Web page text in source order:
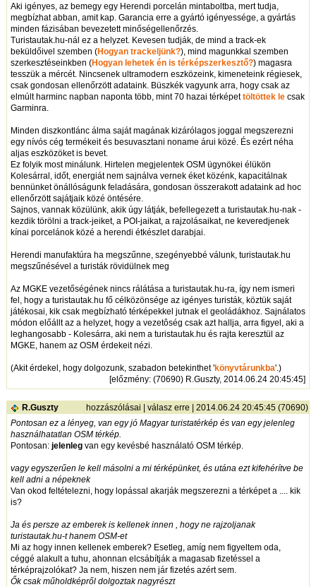
Aki igényes, az bemegy egy Herendi porcelán mintaboltba, mert tudja,
megbízhat abban, amit kap. Garancia erre a gyártó igényessége, a gyártás
minden fázisában bevezetett minőségellenőrzés.
Turistautak.hu-nál ez a helyzet. Kevesen tudják, de mind a track-ek
beküldőivel szemben (Hogyan trackeljünk?), mind magunkkal szemben
szerkesztéseinkben (Hogyan lehetek én is térképszerkesztő?) magasra
tesszük a mércét. Nincsenek ultramodern eszközeink, kimeneteink régiesek,
csak gondosan ellenőrzött adataink. Büszkék vagyunk arra, hogy csak az
elmúlt harminc napban naponta több, mint 70 hazai térképettöltöttek lecsak
Garminra.
Minden diszkontlánc álma saját magának kizárólagos joggal megszerezni
egy nívós cég termékeit és besuvasztani noname árui közé. És ezért néha
aljas eszközöket is bevet.
Ez folyik most minálunk. Hirtelen megjelentek OSM ügynökei élükön
Kolesárral, időt, energiát nem sajnálva vernek éket közénk, kapacitálnak
bennünket önállóságunk feladására, gondosan összerakott adataink ad hoc
ellenőrzött sajátjaik közé öntésére.
Sajnos, vannak közülünk, akik úgy látják, befellegezett a turistautak.hu-nak -
kezdik törölni a track-jeiket, a POI-jaikat, a rajzolásaikat, ne keveredjenek
kínai porcelánok közé a herendi étkészlet darabjai.
Herendi manufaktúra ha megszűnne, szegényebbé válunk, turistautak.hu
megszűnésével a turisták rövidülnek meg
Az MGKE vezetőségének nincs rálátása a turistautak.hu-ra, így nem ismeri
fel, hogy a turistautak.hu fő célközönsége az igényes turisták, köztük saját
játékosai, kik csak megbízható térképekkel jutnak el geoládákhoz. Sajnálatos
módon előállt az a helyzet, hogy a vezetôség csak azt hallja, arra figyel, aki a
leghangosabb - Kolesárra, aki nem a turistautak.hu és rajta keresztül az
MGKE, hanem az OSM érdekeit nézi.
(Akit érdekel, hogy dolgozunk, szabadon betekinthet 'könyvtárunkba'.)
[előzmény: (70690) R.Guszty, 2014.06.24 20:45:45]
R.Guszty hozzászólásai | válasz erre | 2014.06.24 20:45:45 (70690)
Pontosan ez a lényeg, van egy jó Magyar turistatérkép és van egy jelenleg
használhatatlan OSM térkép.
Pontosan: jelenlegvan egy kevésbé használató OSM térkép.
vagy egyszerűen le kell másolni a mi térképünket, és utána ezt kifehérítve be
kell adni a népeknek
Van okod feltételezni, hogy lopással akarják megszerezni a térképet a .... kik
is?
Ja és persze az emberek is kellenek innen , hogy ne rajzoljanak
turistautak.hu-t hanem OSM-et
Mi az hogy innen kellenek emberek? Esetleg, amíg nem figyeltem oda,
céggé alakult a tuhu, ahonnan elcsábítják a magasab fizetéssel a
térképrajzolókat? Ja nem, hiszen nem jár fizetés azért sem.
Ők csak műholdképről dolgoztak nagyrészt